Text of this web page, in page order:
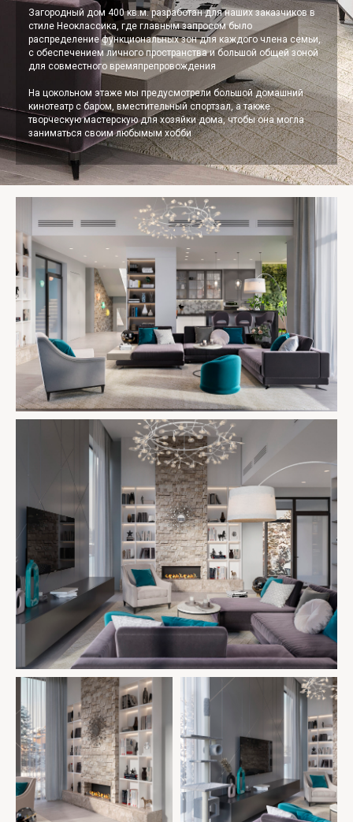
Загородный дом 400 кв.м. разработан для наших заказчиков в
стиле Неоклассика, где главным запросом было
распределение функциональных зон для каждого члена семьи,
с обеспечением личного пространства и большой общей зоной
для совместного времяпрепровождения
На цокольном этаже мы предусмотрели большой домашний
кинотеатр с баром, вместительный спортзал, а также
творческую мастерскую для хозяйки дома, чтобы она могла
заниматься своим любымым хобби